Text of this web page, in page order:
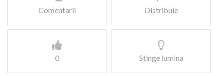
Comentarii Distribuie
0 Stinge lumina